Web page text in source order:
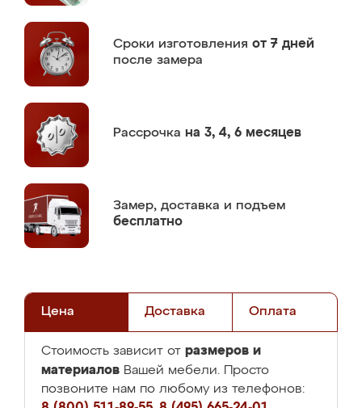
Сроки изготовления от 7 дней
после замера
Рассрочка на 3, 4, 6 месяцев
Замер, доставка и подъем
бесплатно
Цена Доставка Оплата
Стоимость зависит от размеров и
материалов Вашей мебели. Просто
позвоните нам по любому из телефонов: